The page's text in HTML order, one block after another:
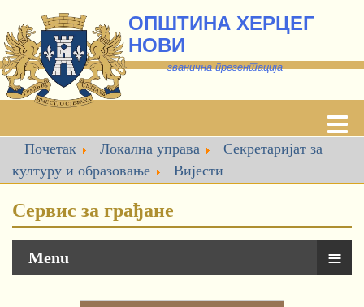
ОПШТИНА ХЕРЦЕГ
НОВИ
званична презентација
Почетак Локална управа
Секретаријат за
културу и образовање
Вијести
Сервис за грађане
Menu ≡